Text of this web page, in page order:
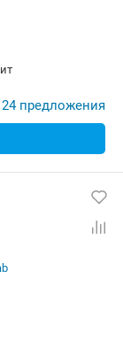
24 предложения